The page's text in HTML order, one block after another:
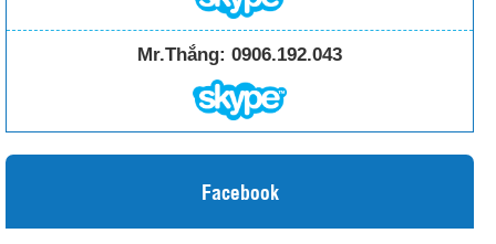
Mr.Thắng: 0906.192.043
Facebook